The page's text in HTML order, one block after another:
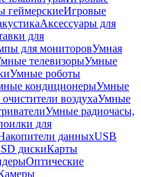
геймерскиеИгровые
Аксессуары для
для
для мониторовУмная
телевизорыУмные
Умные роботы
кондиционерыУмные
воздухаУмные
Умные радиочасы,
для
данныхUSB
дискиКарты
Оптические